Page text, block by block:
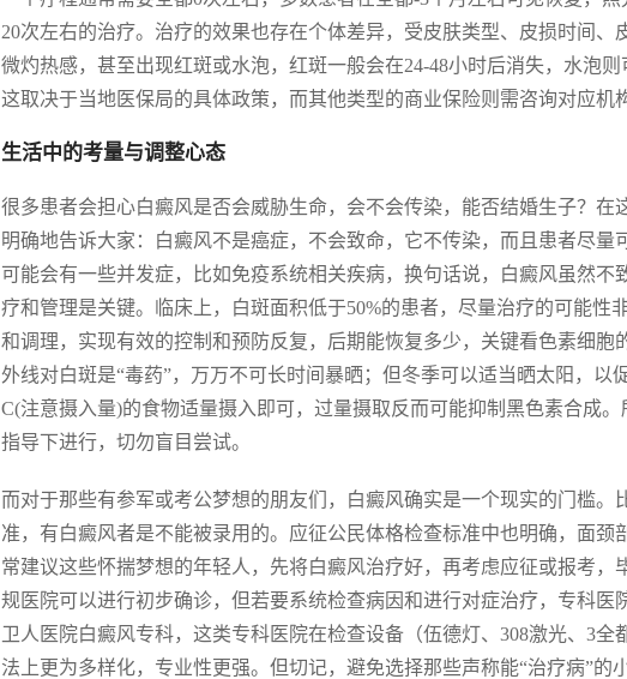
20次左右的治疗。治疗的效果也存在个体差异，受皮肤类型、皮损时间
微灼热感，甚至出现红斑或水泡，红斑一般会在24-48小时后消失，水泡
这取决于当地医保局的具体政策，而其他类型的商业保险则需咨询对应机
生活中的考量与调整心态
很多患者会担心白癜风是否会威胁生命，会不会传染，能否结婚生子？在
明确地告诉大家：白癜风不是癌症，不会致命，它不传染，而且患者尽量
可能会有一些并发症，比如免疫系统相关疾病，换句话说，白癜风虽然
疗和管理是关键。临床上，白斑面积低于50%的患者，尽量治疗的可能性
和调理，实现有效的控制和预防反复，后期能恢复多少，关键看色素细
外线对白斑是“毒药”，万万不可长时间暴晒；但冬季可以适当晒太阳，以
C(注意摄入量)的食物适量摄入即可，过量摄取反而可能抑制黑色素合成
指导下进行，切勿盲目尝试。
而对于那些有参军或考公梦想的朋友们，白癜风确实是一个现实的门槛
准，有白癜风者是不能被录用的。应征公民体格检查标准中也明确，面颈
常建议这些怀揣梦想的年轻人，先将白癜风治疗好，再考虑应征或报考
规医院可以进行初步确诊，但若要系统检查病因和进行对症治疗，专科
卫人医院白癜风专科，这类专科医院在检查设备（伍德灯、308激光、3
法上更为多样化，专业性更强。但切记，避免选择那些声称能“治疗病”的